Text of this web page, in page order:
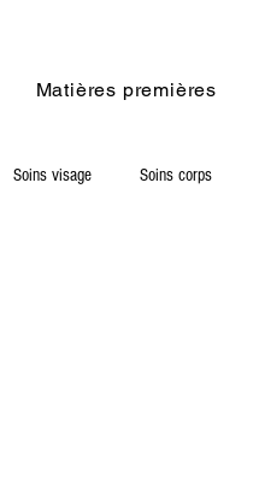
Matières premières
Soins visage Soins corps